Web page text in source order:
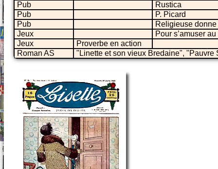
Pub
Rustica
Pub
P. Picard
Pub
Religieuse
Jeux
Pour s’amuser
Jeux
Proverbe en action
Roman AS
"Linette et son vieux Bredaine", "Pauvre